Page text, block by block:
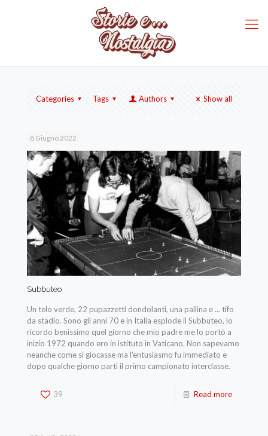
Categories Tags Authors Show all
8 Giugno 2022
Subbuteo
Un telo verde, 22 pupazzetti dondolanti, una pallina e ... tifo
da stadio. Sono gli anni 70 e in Italia esplode il Subbuteo, lo
ricordo benissimo quel giorno che mio padre me lo portò a
inizio 1972 quando ero in istituto in Vaticano. Non sapevamo
neanche come si giocasse ma l'entusiasmo fu immediato e
dopo qualche giorno partì il primo campionato interclasse.
39 Read more